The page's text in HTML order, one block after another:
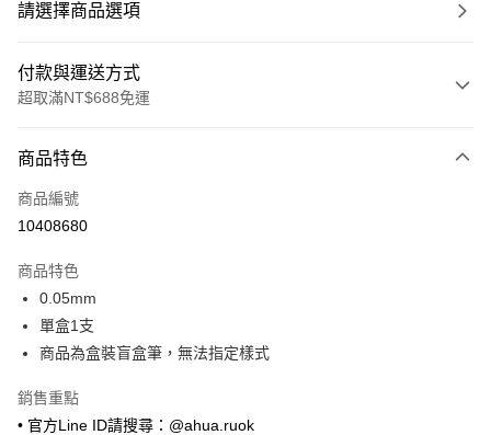
請選擇商品選項
付款與運送方式
超取滿NT$688免運
信用卡一次付款
超商取貨付款
Apple Pay
街口支付
ATM付款
商品特色
商品編號
10408680
商品特色
0.05mm
單盒1支
商品為盒裝盲盒筆，無法指定樣式
銷售重點
• 官方Line ID請搜尋：@ahua.ruok